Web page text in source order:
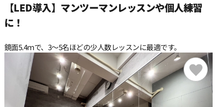
【LED導入】マンツーマンレッスンや個人練習
に！
鏡面5.4ｍで、3〜5名ほどの少人数レッスンに最適です。